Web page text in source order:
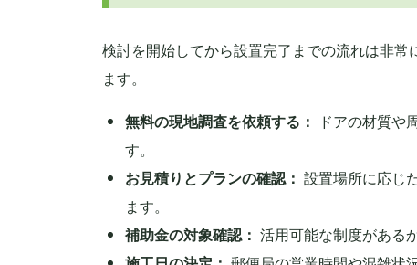
検討を開始してから設置完了までの流れは非
ます。
無料の現地調査を依頼する：
ドアの材質や
す。
お見積りとプランの確認： 設置場所に応じ
ます。
補助金の対象確認： 活用可能な制度がある